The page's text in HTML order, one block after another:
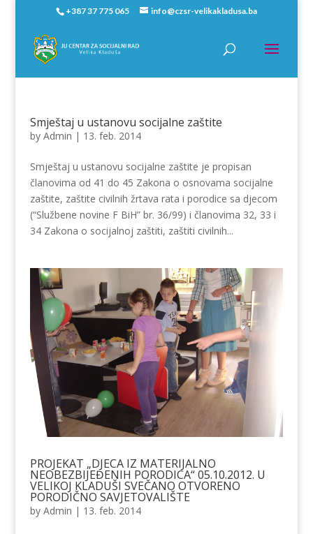
+387 37 775 065 info@czsr-velikakladusa.ba
Smještaj u ustanovu socijalne zaštite
by Admin | 13. feb. 2014
Smještaj u ustanovu socijalne zaštite je propisan
članovima od 41 do 45 Zakona o osnovama socijalne
zaštite, zaštite civilnih žrtava rata i porodice sa djecom
(“Službene novine F BiH” br. 36/99) i članovima 32, 33 i
34 Zakona o socijalnoj zaštiti, zaštiti civilnih...
PROJEKAT „DJECA IZ MATERIJALNO
NEOBEZBIJEĐENIH PORODICA“ 05.10.2012. U
VELIKOJ KLADUŠI SVEČANO OTVORENO
PORODIČNO SAVJETOVALIŠTE
by Admin | 13. feb. 2014